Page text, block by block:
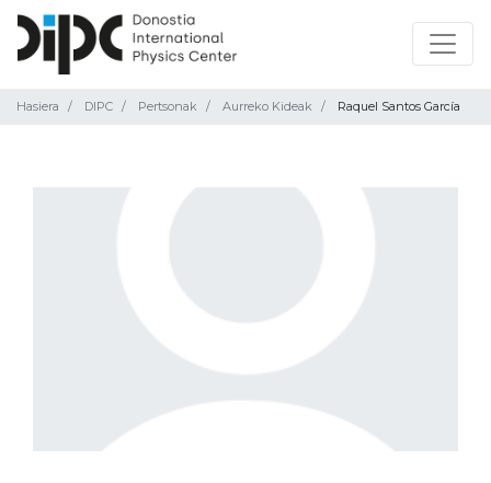
Hasiera DIPC Pertsonak Aurreko Kideak Raquel Santos García